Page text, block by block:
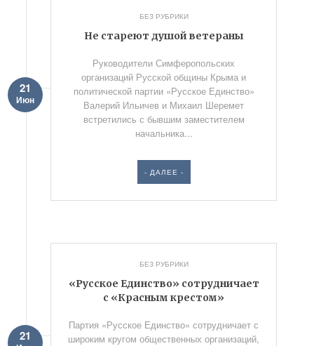
БЕЗ РУБРИКИ
Не стареют душой ветераны
21
Июн
Руководители Симферопольских
организаций Русской общины Крыма и
политической партии «Русское Единство»
Валерий Ильичев и Михаил Шеремет
встретились с бывшим заместителем
начальника...
- ДАЛЕЕ -
БЕЗ РУБРИКИ
«Русское Единство» сотрудничает
с «Красным крестом»
21
Партия «Русское Единство» сотрудничает с
широким кругом общественных организаций,